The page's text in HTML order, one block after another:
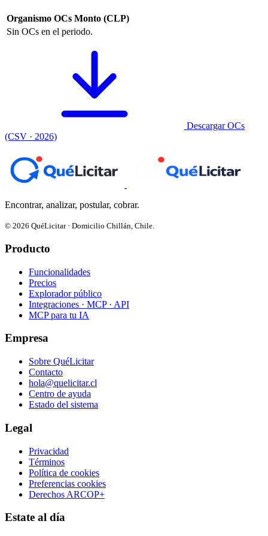
Organismo OCs Monto (CLP)
Sin OCs en el periodo.
Descargar OCs
(CSV · 2026)
Encontrar, analizar, postular, cobrar.
© 2026 QuéLicitar · Domicilio Chillán, Chile.
Producto
Funcionalidades
Precios
Explorador público
Integraciones · MCP · API
MCP para tu IA
Empresa
Sobre QuéLicitar
Contacto
hola@quelicitar.cl
Centro de ayuda
Estado del sistema
Legal
Privacidad
Términos
Política de cookies
Preferencias cookies
Derechos ARCOP+
Estate al día